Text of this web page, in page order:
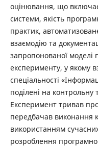
оцінювання, що
системи, якість
практик,
взаємодію та
запропонованої моделі
експерименту, у якому
спеціальності
поділені на
Експеримент тривав
передбачав виконання
використанням
розроблення